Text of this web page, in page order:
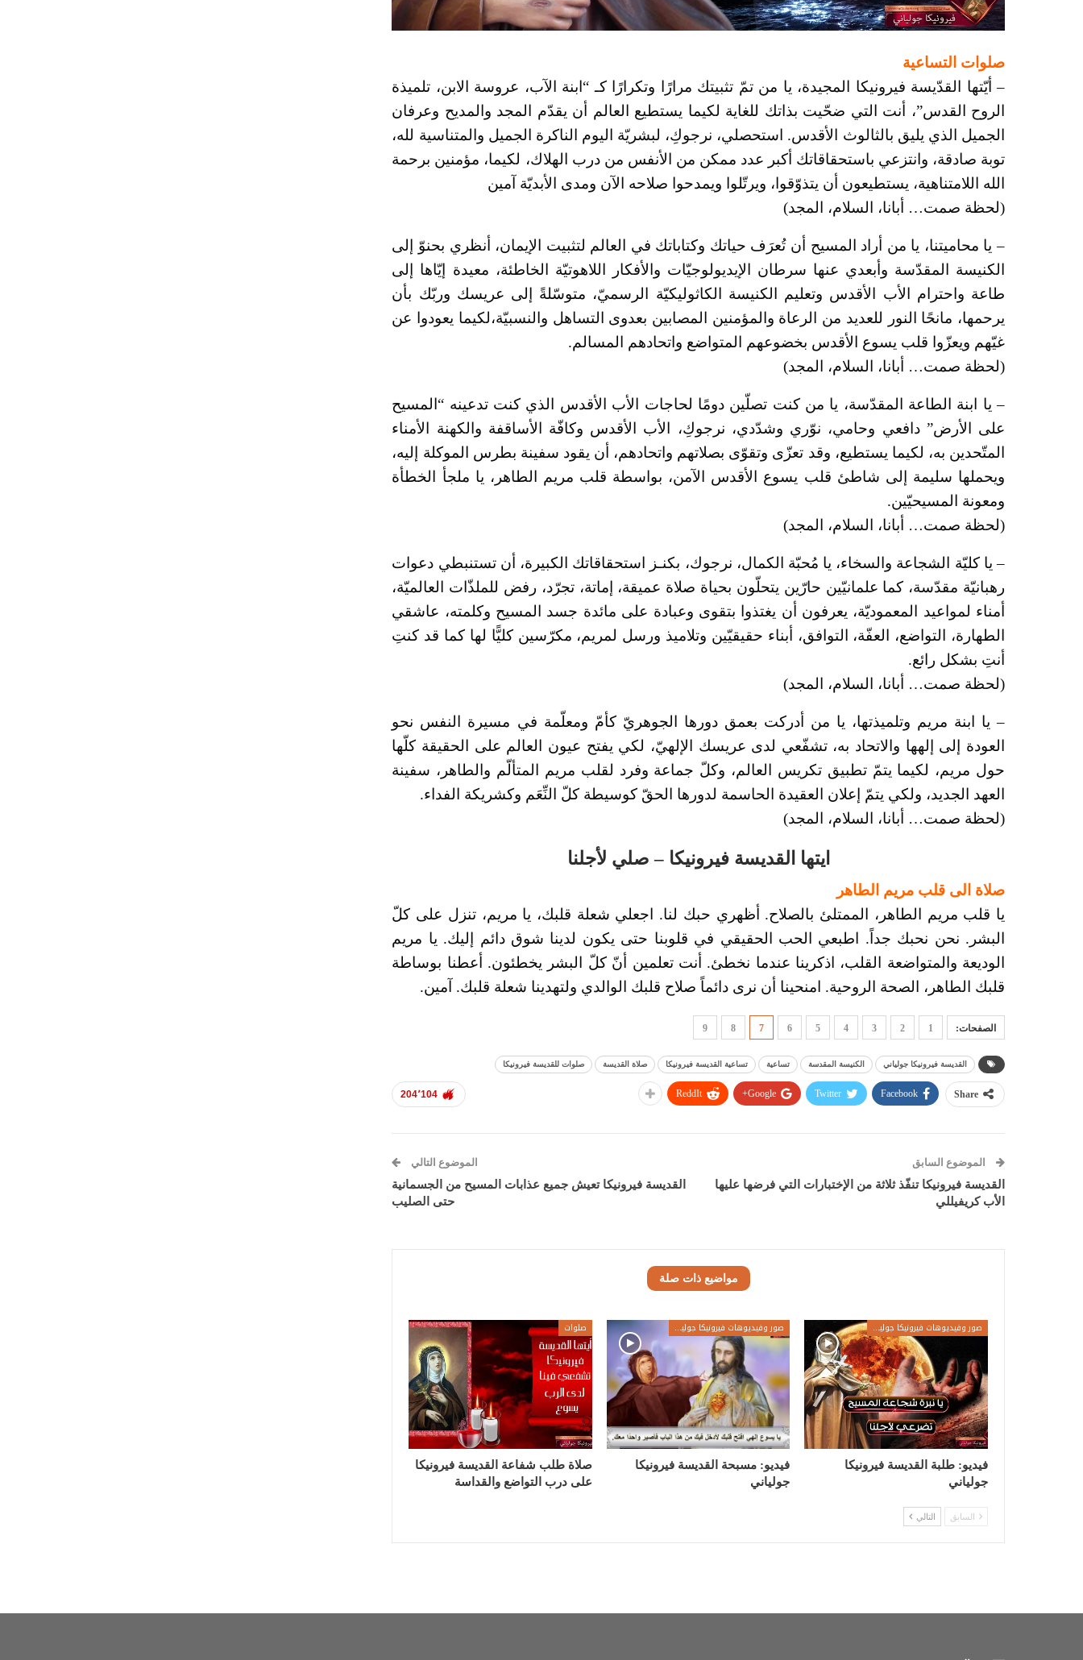
صلوات التساعية
– أيّتها القدّيسة فيرونيكا المجيدة، يا من تمّ تثبيتك مرارًا وتكرارًا كـ “ابنة الآب، عروسة الابن، تلميذة
الروح القدس”، أنت التي ضحّيت بذاتك للغاية لكيما يستطيع العالم أن يقدّم المجد والمديح وعرفان
الجميل الذي يليق بالثالوث الأقدس. استحصلي، نرجوكِ، لبشريّة اليوم الناكرة الجميل والمتناسية لله،
توبة صادقة، وانتزعي باستحقاقاتك أكبر عدد ممكن من الأنفس من درب الهلاك، لكيما، مؤمنين برحمة
الله اللامتناهية، يستطيعون أن يتذوّقوا، ويرتّلوا ويمدحوا صلاحه الآن ومدى الأبديّة آمين
(لحظة صمت… أبانا، السلام، المجد)
– يا محاميتنا، يا من أراد المسيح أن تُعرَف حياتك وكتاباتك في العالم لتثبيت الإيمان، أنظري بحنوّ إلى
الكنيسة المقدّسة وأبعدي عنها سرطان الإيديولوجيّات والأفكار اللاهوتيّة الخاطئة، معيدة إيّاها إلى
طاعة واحترام الأب الأقدس وتعليم الكنيسة الكاثوليكيّة الرسميّ، متوسّلةً إلى عريسك وربّك بأن
يرحمها، مانحًا النور للعديد من الرعاة والمؤمنين المصابين بعدوى التساهل والنسبيّة،لكيما يعودوا عن
غيّهم ويعزّوا قلب يسوع الأقدس بخضوعهم المتواضع واتحادهم المسالم.
(لحظة صمت… أبانا، السلام، المجد)
– يا ابنة الطاعة المقدّسة، يا من كنت تصلّين دومًا لحاجات الأب الأقدس الذي كنت تدعينه “المسيح
على الأرض” دافعي وحامي، نوّري وشدّدي، نرجوكِ، الأب الأقدس وكافّة الأساقفة والكهنة الأمناء
المتّحدين به، لكيما يستطيع، وقد تعزّى وتقوّى بصلاتهم واتحادهم، أن يقود سفينة بطرس الموكلة إليه،
ويحملها سليمة إلى شاطئ قلب يسوع الأقدس الآمن، بواسطة قلب مريم الطاهر، يا ملجأ الخطأة
ومعونة المسيحيّين.
(لحظة صمت… أبانا، السلام، المجد)
– يا كليّة الشجاعة والسخاء، يا مُحبّة الكمال، نرجوك، بكنـز استحقاقاتك الكبيرة، أن تستنبطي دعوات
رهبانيّة مقدّسة، كما علمانيّين حارّين يتحلّون بحياة صلاة عميقة، إماتة، تجرّد، رفض للملذّات العالميّة،
أمناء لمواعيد المعموديّة، يعرفون أن يغتذوا بتقوى وعبادة على مائدة جسد المسيح وكلمته، عاشقي
الطهارة، التواضع، العفّة، التوافق، أبناء حقيقيّين وتلاميذ ورسل لمريم، مكرّسين كليًّا لها كما قد كنتِ
أنتِ بشكل رائع.
(لحظة صمت… أبانا، السلام، المجد)
– يا ابنة مريم وتلميذتها، يا من أدركت بعمق دورها الجوهريّ كأمّ ومعلّمة في مسيرة النفس نحو
العودة إلى إلهها والاتحاد به، تشفّعي لدى عريسك الإلهيّ، لكي يفتح عيون العالم على الحقيقة كلّها
حول مريم، لكيما يتمّ تطبيق تكريس العالم، وكلّ جماعة وفرد لقلب مريم المتألّم والطاهر، سفينة
العهد الجديد، ولكي يتمّ إعلان العقيدة الحاسمة لدورها الحقّ كوسيطة كلّ النِّعَم وكشريكة الفداء.
(لحظة صمت… أبانا، السلام، المجد)
ايتها القديسة فيرونيكا – صلي لأجلنا
صلاة الى قلب مريم الطاهر
يا قلب مريم الطاهر، الممتلئ بالصلاح. أظهري حبك لنا. اجعلي شعلة قلبك، يا مريم، تنزل على كلّ
البشر. نحن نحبك جداً. اطبعي الحب الحقيقي في قلوبنا حتى يكون لدينا شوق دائم إليك. يا مريم
الوديعة والمتواضعة القلب، اذكرينا عندما نخطئ. أنت تعلمين أنّ كلّ البشر يخطئون. أعطنا بوساطة
قلبك الطاهر، الصحة الروحية. امنحينا أن نرى دائماً صلاح قلبك الوالدي ولتهدينا شعلة قلبك. آمين.
الصفحات: 1
2
3
4
5
6
7
8
9
القديسة فيرونيكا جولياني الكنيسة المقدسة تساعية تساعية القديسة فيرونيكا صلاة القديسة صلوات للقديسة فيرونيكا
204٬104 Share
Facebook
Twitter
Google+
ReddIt
الموضوع السابق
القديسة فيرونيكا تنفّذ ثلاثة من الإختبارات التي فرضها عليها
الأب كريفيللي
الموضوع التالي
القديسة فيرونيكا تعيش جميع عذابات المسيح من الجسمانية
حتى الصليب
مواضيع ذات صلة
صور وفيديوهات فيرونيكا جولياني
فيديو: طلبة القديسة فيرونيكا
جولياني
صور وفيديوهات فيرونيكا جولياني
فيديو: مسبحة القديسة فيرونيكا
جولياني
صلوات
صلاة طلب شفاعة القديسة فيرونيكا
على درب التواضع والقداسة
السابق التالي